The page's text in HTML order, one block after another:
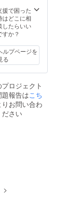
援で困った
はどこに相
したらいい
すか？
ルプページを
る
プロジェクト
報告はこち
りお問い合わ
ださい
>